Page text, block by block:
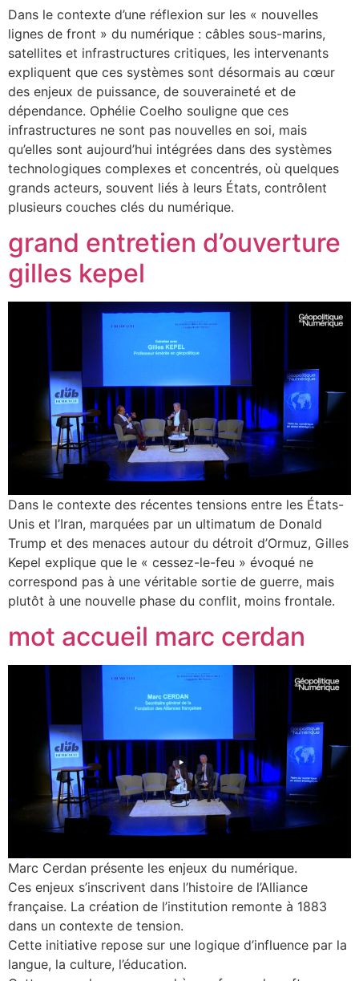
Dans le contexte d’une réflexion sur les « nouvelles
lignes de front » du numérique : câbles sous-marins,
satellites et infrastructures critiques, les intervenants
expliquent que ces systèmes sont désormais au cœur
des enjeux de puissance, de souveraineté et de
dépendance. Ophélie Coelho souligne que ces
infrastructures ne sont pas nouvelles en soi, mais
qu’elles sont aujourd’hui intégrées dans des systèmes
technologiques complexes et concentrés, où quelques
grands acteurs, souvent liés à leurs États, contrôlent
plusieurs couches clés du numérique.
grand entretien d’ouverture
gilles kepel
Dans le contexte des récentes tensions entre les États-
Unis et l’Iran, marquées par un ultimatum de Donald
Trump et des menaces autour du détroit d’Ormuz, Gilles
Kepel explique que le « cessez-le-feu » évoqué ne
correspond pas à une véritable sortie de guerre, mais
plutôt à une nouvelle phase du conflit, moins frontale.
mot accueil marc cerdan
Marc Cerdan présente les enjeux du numérique.
Ces enjeux s’inscrivent dans l’histoire de l’Alliance
française. La création de l’institution remonte à 1883
dans un contexte de tension.
Cette initiative repose sur une logique d’influence par la
langue, la culture, l’éducation.